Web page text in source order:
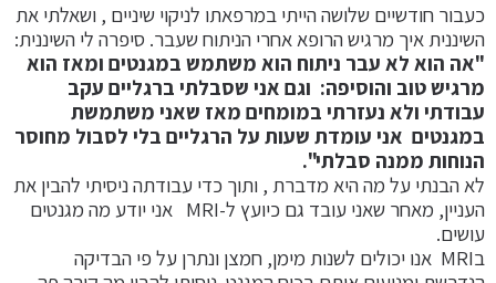
כעבור חודשיים שלושה הייתי במרפאתו לניקוי שיניים , ושאלתי את
השיננית איך מרגיש הרופא אחרי הניתוח שעבר. סיפרה לי השיננית:
"אה הוא לא עבר ניתוח הוא משתמש במגנטים ומאז הוא
מרגיש טוב והוסיפה: וגם אני שסבלתי ברגליים עקב
עבודתי ולא נעזרתי במומחים מאז שאני משתמשת
במגנטים אני עומדת שעות על הרגליים בלי לסבול מחוסר
הנוחות ממנה סבלתי".
לא הבנתי על מה היא מדברת , ותוך כדי עבודתה ניסיתי להבין את
העניין, מאחר שאני עובד גם כיועץ ל-MRI אני יודע מה מגנטים
עושים.
בMRI אנו יכולים לשנות מימן, חמצן ונתרן על פי הבדיקה